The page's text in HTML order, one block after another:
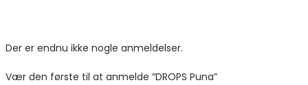
Der er endnu ikke nogle anmeldelser.
Vær den første til at anmelde “DROPS Puna”